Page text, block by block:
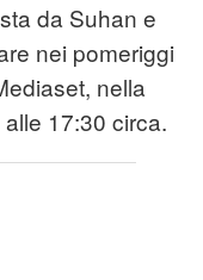
da Suhan e
nei pomeriggi
nella
17:30 circa.